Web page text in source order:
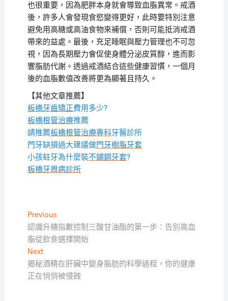
也很重要，因為肥胖本身就會導致血脂異常。戒酒
後，許多人會發現食慾變得更好，此時要特別注意
避免用高糖或高油食物來補償，否則可能抵消戒酒
帶來的益處。最後，充足睡眠與壓力管理也不可忽
視，因為長期壓力會促使身體分泌皮質醇，進而影
響脂肪代謝。透過戒酒結合這些健康習慣，一個月
後的血脂數值改善將更為顯著且持久。
【其他文章推薦】
板橋牙齒矯正費用多少?
板橋根管治療推薦
請推薦板橋根管治療專科牙醫診所
門牙缺損過大建議做門牙樹脂牙套
小孩蛀牙為什麼裝不鏽鋼牙套?
板橋牙周病診所
文
章
導
覽
PreviousPrevious
post:
認識升糖指數控制三酸甘油酯的第一步：告別高血
脂從飲食選擇開始
NextNext
post:
揭秘酒精在肝臟中變身脂肪的科學過程，你的健康
正在悄悄被侵蝕